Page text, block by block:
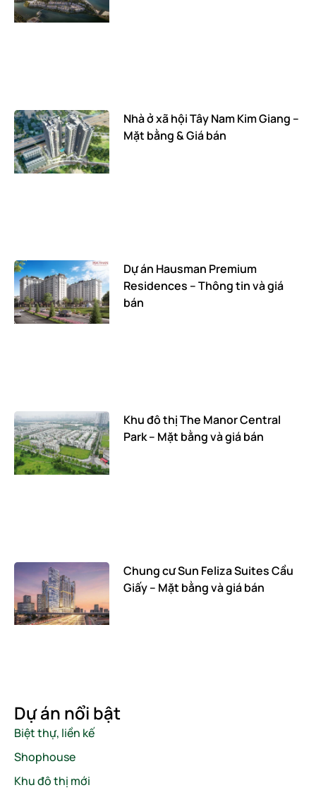
Nhà ở xã hội Tây Nam Kim Giang –
Mặt bằng & Giá bán
Dự án Hausman Premium
Residences – Thông tin và giá
bán
Khu đô thị The Manor Central
Park – Mặt bằng và giá bán
Chung cư Sun Feliza Suites Cầu
Giấy – Mặt bằng và giá bán
Dự án nổi bật
Biệt thự, liền kế
Shophouse
Khu đô thị mới